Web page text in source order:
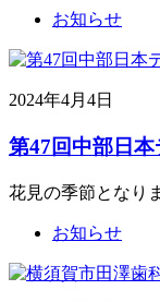
お知らせ
2024年4月4日
第47回中部日
花見の季節となり
お知らせ